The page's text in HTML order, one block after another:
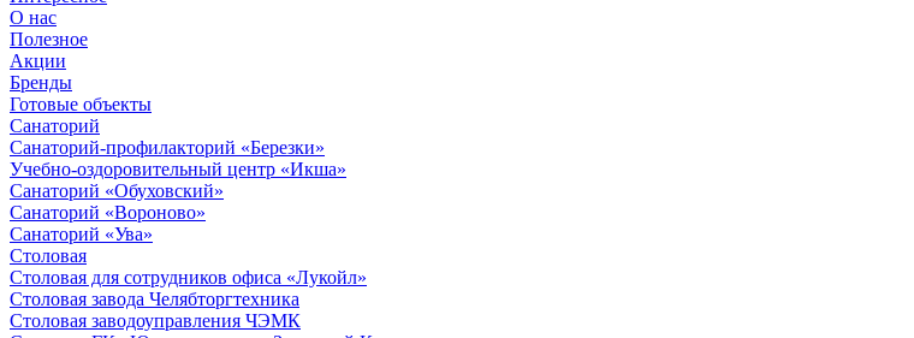
О нас
Полезное
Акции
Бренды
Готовые объекты
Санаторий
Санаторий-профилакторий «Березки»
Учебно-оздоровительный центр «Икша»
Санаторий «Обуховский»
Санаторий «Вороново»
Санаторий «Ува»
Столовая
Столовая для сотрудников офиса «Лукойл»
Столовая завода Челябторгтехника
Столовая заводоуправления ЧЭМК